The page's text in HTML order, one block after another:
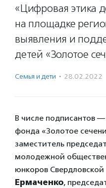
«Цифровая этика
на площадке
выявления и
детей «Золотое
Семья и дети · 28.02.2022
В числе подписантов —
фонда «Золотое
заместитель
молодежной
юнкоров
Ермаченко,